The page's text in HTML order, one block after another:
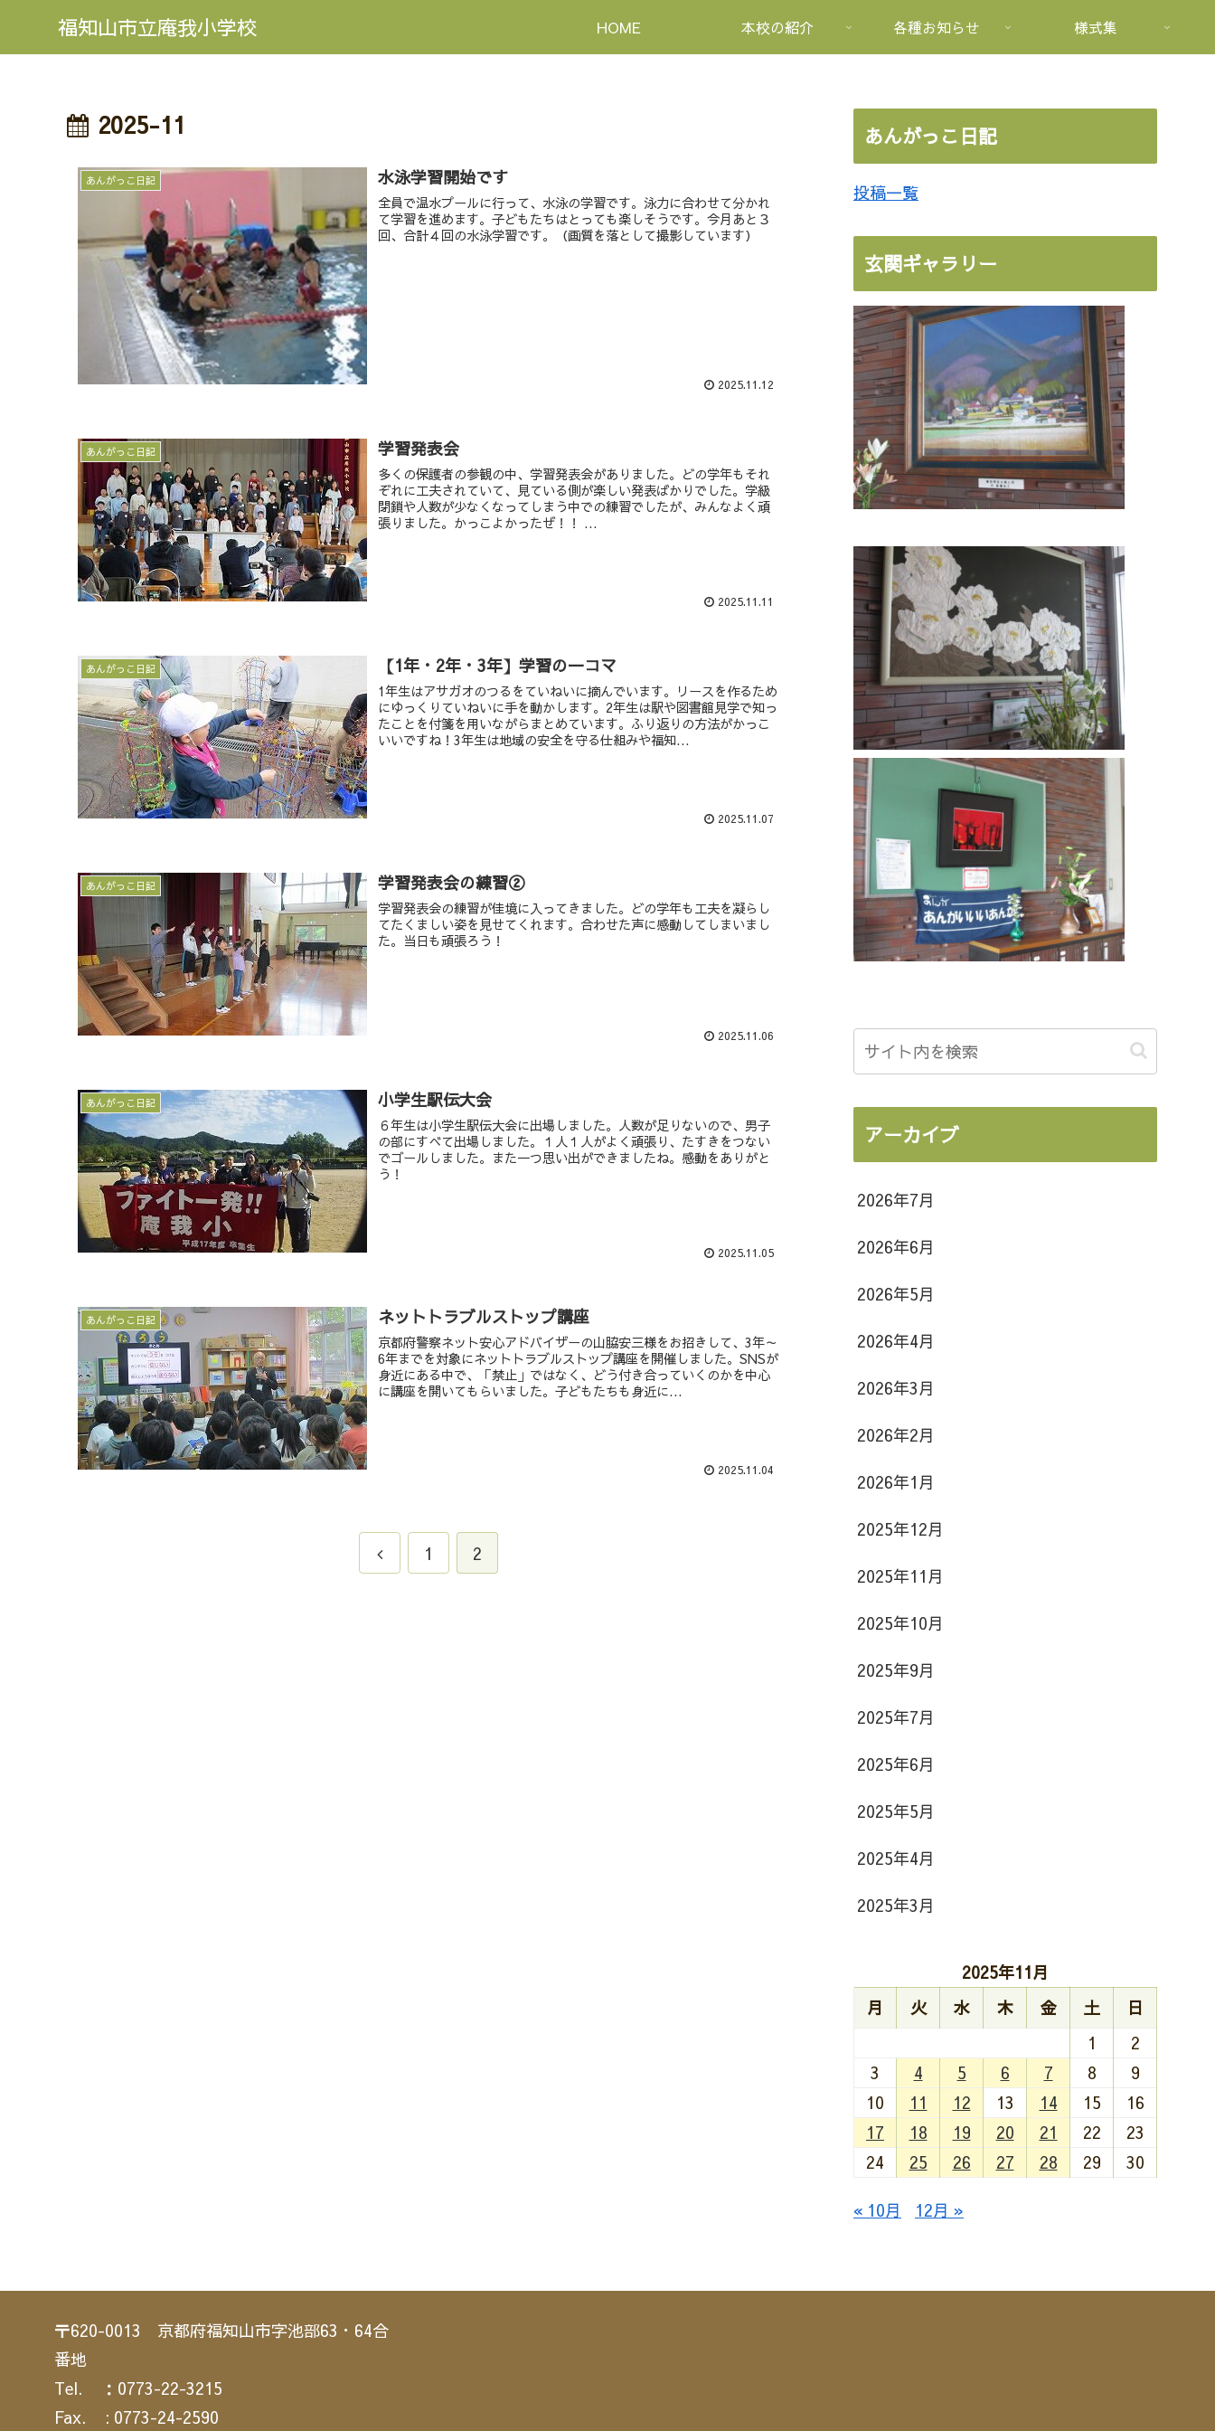
福知山市立庵我小学校 HOME 本校の紹介 各種お知らせ 様式集
2025-11
あんがっこ日記 水泳学習開始です
全員で温水プールに行って、水泳の学習です。泳力に合わせて分かれ
て学習を進めます。子どもたちはとっても楽しそうです。今月あと３
回、合計４回の水泳学習です。（画質を落として撮影しています）
2025.11.12
あんがっこ日記 学習発表会
多くの保護者の参観の中、学習発表会がありました。どの学年もそれ
ぞれに工夫されていて、見ている側が楽しい発表ばかりでした。学級
閉鎖や人数が少なくなってしまう中での練習でしたが、みんなよく頑
張りました。かっこよかったぜ！！ ...
2025.11.11
あんがっこ日記 【1年・2年・3年】学習の一コマ
1年生はアサガオのつるをていねいに摘んでいます。リースを作るため
にゆっくりていねいに手を動かします。2年生は駅や図書館見学で知っ
たことを付箋を用いながらまとめています。ふり返りの方法がかっこ
いいですね！3年生は地域の安全を守る仕組みや福知...
2025.11.07
あんがっこ日記 学習発表会の練習②
学習発表会の練習が佳境に入ってきました。どの学年も工夫を凝らし
てたくましい姿を見せてくれます。合わせた声に感動してしまいまし
た。当日も頑張ろう！
2025.11.06
あんがっこ日記 小学生駅伝大会
６年生は小学生駅伝大会に出場しました。人数が足りないので、男子
の部にすべて出場しました。１人１人がよく頑張り、たすきをつない
でゴールしました。また一つ思い出ができましたね。感動をありがと
う！
2025.11.05
あんがっこ日記 ネットトラブルストップ講座
京都府警察ネット安心アドバイザーの山脇安三様をお招きして、3年～
6年までを対象にネットトラブルストップ講座を開催しました。SNSが
身近にある中で、「禁止」ではなく、どう付き合っていくのかを中心
に講座を開いてもらいました。子どもたちも身近に...
2025.11.04
1 2
あんがっこ日記
投稿一覧
玄関ギャラリー
アーカイブ
2026年7月
2026年6月
2026年5月
2026年4月
2026年3月
2026年2月
2026年1月
2025年12月
2025年11月
2025年10月
2025年9月
2025年7月
2025年6月
2025年5月
2025年4月
2025年3月
2025年11月
月
火 水 木 金 土
日
1
2
3
4 5 6 7 8
9
10
11 12 13 14 15
16
17
18 19 20 21 22
23
24
25 26 27 28 29 30
« 10月 12月 »
〒620-0013 京都府福知山市字池部63・64合
番地
Tel. ：0773-22-3215
Fax. : 0773-24-2590